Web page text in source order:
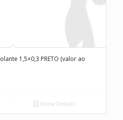
1,5×0,3 PRETO (valor ao
Show Details